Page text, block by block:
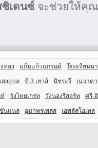
ซิเดนซ์ จะช่วยให้คุ
ทอง แก้มแก้วแกรนด์ โขงเจียมม
งอุบล ที 3 เฮาส์ นิชระวี เนวาด
วังไทยเกรท วังนองรีสอร์ท ศรี-
ชั่นแนล อุมาพรเพลส เอพลัสโฮเทล